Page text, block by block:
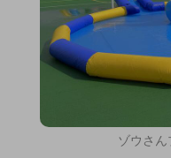
ゾウさん